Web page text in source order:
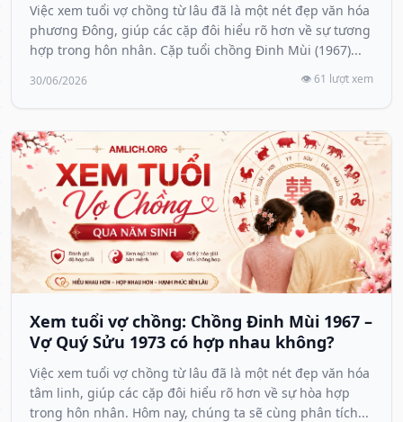
Việc xem tuổi vợ chồng từ lâu đã là một nét đẹp văn hóa
phương Đông, giúp các cặp đôi hiểu rõ hơn về sự tương
hợp trong hôn nhân. Cặp tuổi chồng Đinh Mùi (1967)...
30/06/2026 👁️ 61 lượt xem
Xem tuổi vợ chồng: Chồng Đinh Mùi 1967 –
Vợ Quý Sửu 1973 có hợp nhau không?
Việc xem tuổi vợ chồng từ lâu đã là một nét đẹp văn hóa
tâm linh, giúp các cặp đôi hiểu rõ hơn về sự hòa hợp
trong hôn nhân. Hôm nay, chúng ta sẽ cùng phân tích...